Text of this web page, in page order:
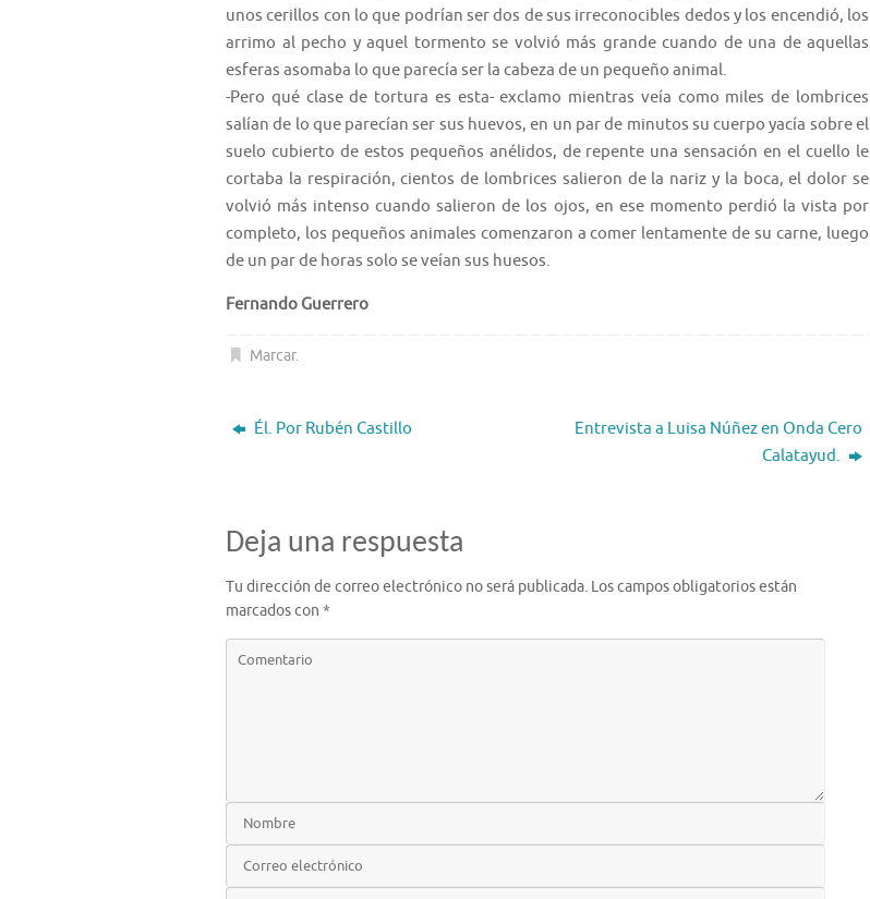
unos cerillos con lo que podrían ser dos de sus irreconocibles dedos y los encendió, los
arrimo al pecho y aquel tormento se volvió más grande cuando de una de aquellas
esferas asomaba lo que parecía ser la cabeza de un pequeño animal.
-Pero qué clase de tortura es esta- exclamo mientras veía como miles de lombrices
salían de lo que parecían ser sus huevos, en un par de minutos su cuerpo yacía sobre el
suelo cubierto de estos pequeños anélidos, de repente una sensación en el cuello le
cortaba la respiración, cientos de lombrices salieron de la nariz y la boca, el dolor se
volvió más intenso cuando salieron de los ojos, en ese momento perdió la vista por
completo, los pequeños animales comenzaron a comer lentamente de su carne, luego
de un par de horas solo se veían sus huesos.
Fernando Guerrero
Marcar.
Él. Por Rubén Castillo
Entrevista a Luisa Núñez en Onda Cero
Calatayud.
Deja una respuesta
Tu dirección de correo electrónico no será publicada. Los campos obligatorios están
marcados con *